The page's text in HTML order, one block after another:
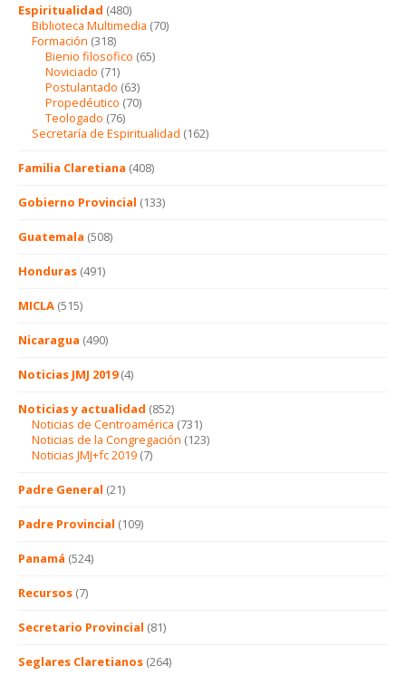
Espiritualidad (480)
Biblioteca Multimedia (70)
Formación (318)
Bienio filosofico (65)
Noviciado (71)
Postulantado (63)
Propedéutico (70)
Teologado (76)
Secretaría de Espiritualidad (162)
Familia Claretiana (408)
Gobierno Provincial (133)
Guatemala (508)
Honduras (491)
MICLA (515)
Nicaragua (490)
Noticias JMJ 2019(4)
Noticias y actualidad (852)
Noticias de Centroamérica (731)
Noticias de la Congregación (123)
Noticias JMJ+fc 2019 (7)
Padre General (21)
Padre Provincial (109)
Panamá (524)
Recursos (7)
Secretario Provincial (81)
Seglares Claretianos (264)